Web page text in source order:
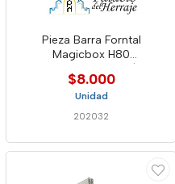
Pieza Barra Forntal
Magicbox H80
$8.000
Unidad
202032